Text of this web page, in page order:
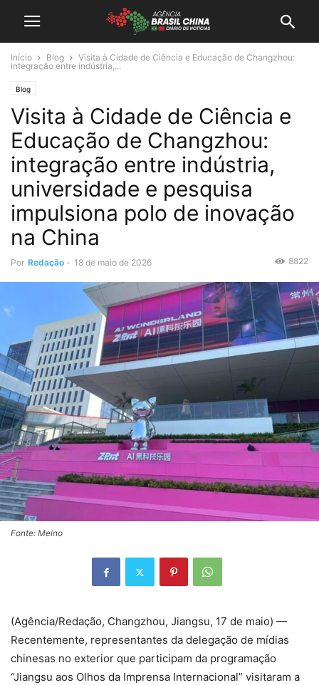
Início Blog
Visita à Cidade de Ciência e Educação de Changzhou:
integração entre indústria,...
Blog
Visita à Cidade de Ciência e
Educação de Changzhou:
integração entre indústria,
universidade e pesquisa
impulsiona polo de inovação
na China
Por Redação - 18 de maio de 2026 8822
Fonte: Meino
(Agência/Redação, Changzhou, Jiangsu, 17 de maio) —
Recentemente, representantes da delegação de mídias
chinesas no exterior que participam da programação
“Jiangsu aos Olhos da Imprensa Internacional” visitaram a